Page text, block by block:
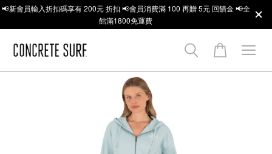
📢新會員輸入折扣碼享有 200元 折扣 📢會員消費滿 100 再贈 5元 回饋金 📢全
館滿1800免運費